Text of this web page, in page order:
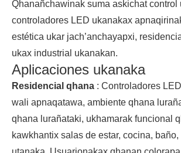
Qhanañchawinak suma askichat control
controladores LED ukanakax
estética ukar jach’anchayapxi,
ukax industrial ukanakan.
Aplicaciones ukanaka
Residencial qhana : Controladores
wali apnaqatawa, ambiente qhana
qhana lurañataki, ukhamarak funcional
kawkhantix salas de estar, cocina, baño,